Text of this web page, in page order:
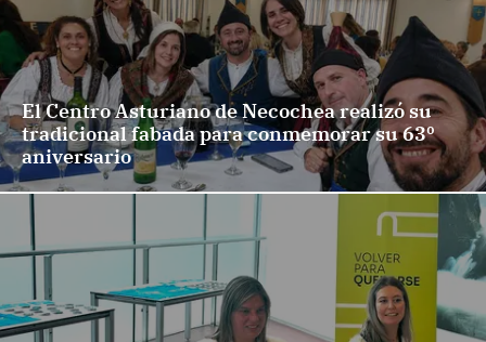
El Centro Asturiano de Necochea realizó su
tradicional fabada para conmemorar su 63º
aniversario